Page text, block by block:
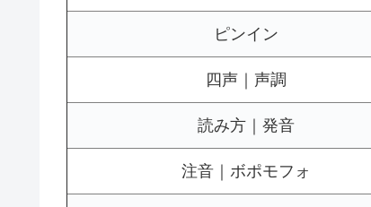
ピンイン
四声｜声調
読み方｜発音
注音｜ボポモフォ